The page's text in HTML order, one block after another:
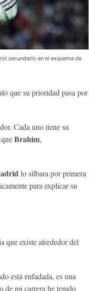
secundario en el esquema de
que su prioridad pasa por
Cada uno tiene su
Brahim,
lo silbara por primera
para explicar su
que existe alrededor del
está enfadada, es una
de mi carrera he tenido